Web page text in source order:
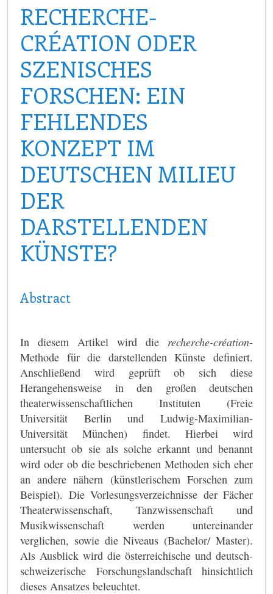
RECHERCHE-
CRÉATION ODER
SZENISCHES
FORSCHEN: EIN
FEHLENDES
KONZEPT IM
DEUTSCHEN MILIEU
DER
DARSTELLENDEN
KÜNSTE?
Abstract
In diesem Artikel wird die recherche-création-
Methode für die darstellenden Künste definiert.
Anschließend wird geprüft ob sich diese
Herangehensweise in den großen deutschen
theaterwissenschaftlichen Instituten (Freie
Universität Berlin und Ludwig-Maximilian-
Universität München) findet. Hierbei wird
untersucht ob sie als solche erkannt und benannt
wird oder ob die beschriebenen Methoden sich eher
an andere nähern (künstlerischem Forschen zum
Beispiel). Die Vorlesungsverzeichnisse der Fächer
Theaterwissenschaft, Tanzwissenschaft und
Musikwissenschaft werden untereinander
verglichen, sowie die Niveaus (Bachelor/ Master).
Als Ausblick wird die österreichische und deutsch-
schweizerische Forschungslandschaft hinsichtlich
dieses Ansatzes beleuchtet.